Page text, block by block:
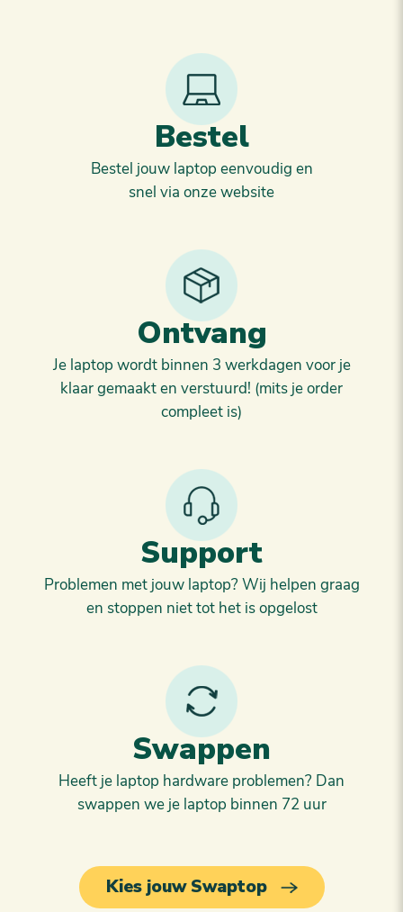
Bestel
Bestel jouw laptop eenvoudig en
snel via onze website
Ontvang
Je laptop wordt binnen 3 werkdagen voor je
klaar gemaakt en verstuurd! (mits je order
compleet is)
Support
Problemen met jouw laptop? Wij helpen graag
en stoppen niet tot het is opgelost
Swappen
Heeft je laptop hardware problemen? Dan
swappen we je laptop binnen 72 uur
Kies jouw Swaptop